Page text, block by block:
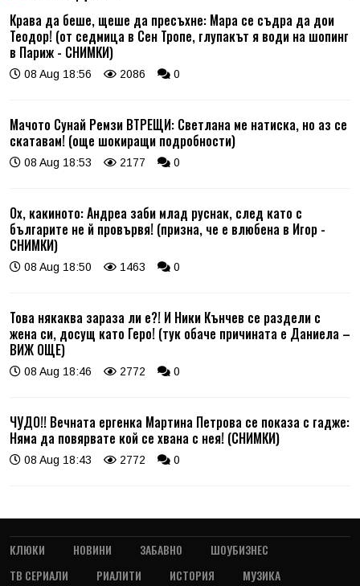
Крава да беше, щеше да пресъхне: Мара се съдра да дои
Теодор! (от седмица в Сен Тропе, глупакът я води на шопинг
в Париж - СНИМКИ)
08 Aug 18:56 2086 0
Мачото Сунай Ремзи ВТРЕЩИ: Светлана ме натиска, но аз се
скатавам! (още шокиращи подробности)
08 Aug 18:53 2177 0
Ох, какиното: Андреа заби млад руснак, след като с
българите не й провървя! (призна, че е влюбена в Игор -
СНИМКИ)
08 Aug 18:50 1463 0
Това някаква зараза ли е?! И Ники Кънчев се раздели с
жена си, досущ като Геро! (тук обаче причината е Даниела –
ВИЖ ОЩЕ)
08 Aug 18:46 2772 0
ЧУДО!! Вечната ергенка Мартина Петрова се показа с гадже:
Няма да повярвате кой се хвана с нея! (СНИМКИ)
08 Aug 18:43 2772 0
КЛЮКИ НОВИНИ ЗАБАВНО
ШОУБИЗНЕС
ТВ СЕРИАЛИ
РИАЛИТИ ИСТОРИЯ МУЗИКА